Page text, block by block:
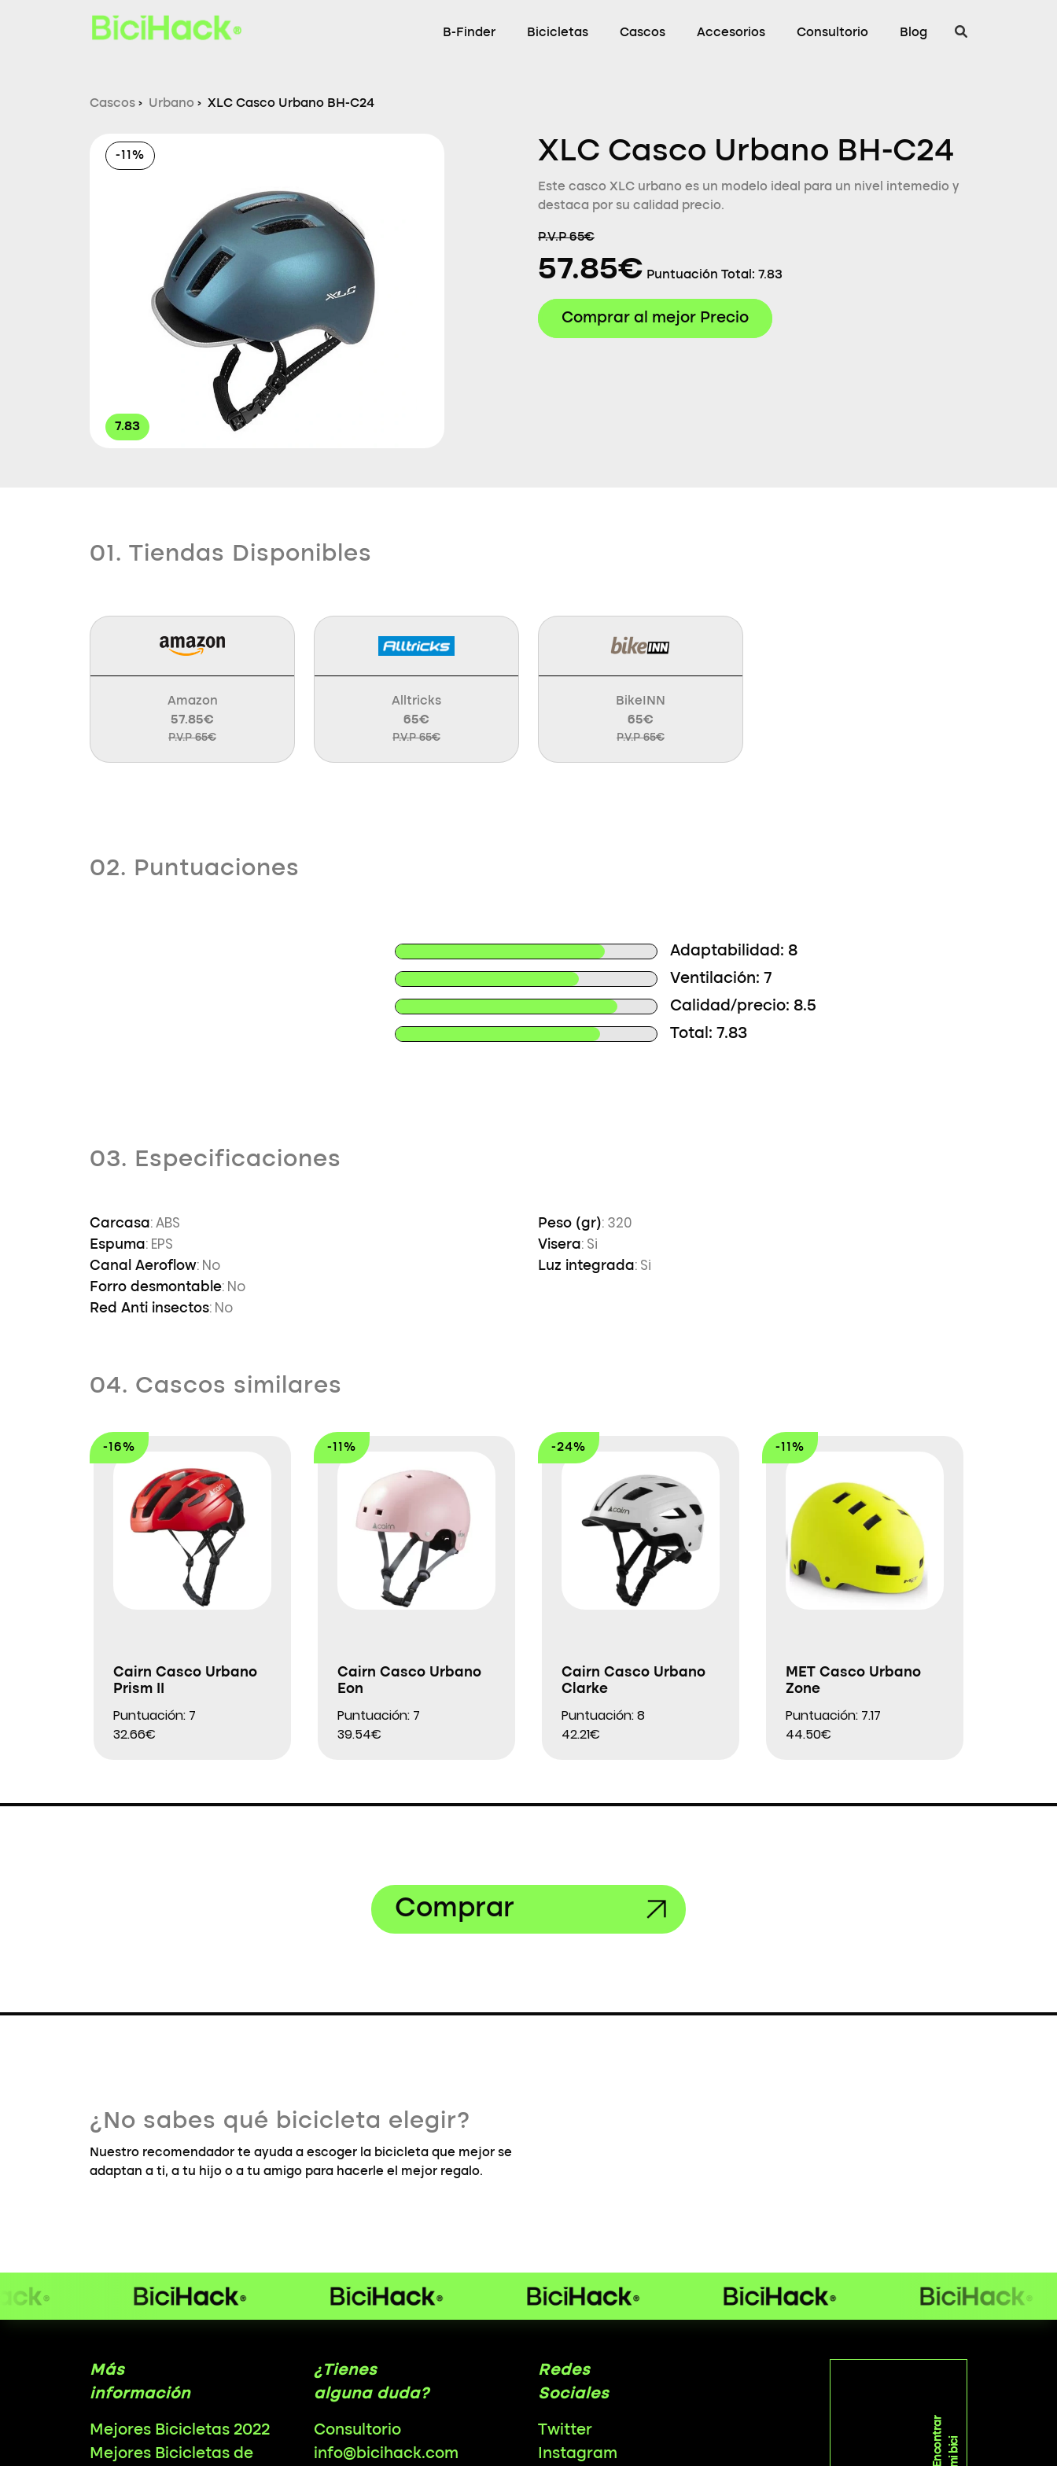
B-Finder Bicicletas Cascos Accesorios Consultorio Blog
Cascos › Urbano › XLC Casco Urbano BH-C24
-11%
7.83
XLC Casco Urbano BH-C24
Este casco XLC urbano es un modelo ideal para un nivel intemedio y
destaca por su calidad precio.
P.V.P 65€
57.85€ Puntuación Total: 7.83
Comprar al mejor Precio
01. Tiendas Disponibles
Amazon
57.85€
P.V.P 65€
Alltricks
65€
P.V.P 65€
BikeINN
65€
P.V.P 65€
02. Puntuaciones
Adaptabilidad: 8
Ventilación: 7
Calidad/precio: 8.5
Total: 7.83
03. Especificaciones
Carcasa: ABS
Espuma: EPS
Canal Aeroflow: No
Forro desmontable: No
Red Anti insectos: No
Peso (gr): 320
Visera: Si
Luz integrada: Si
04. Cascos similares
-16%
Cairn Casco Urbano
Prism II
Puntuación: 7
32.66€
-11%
Cairn Casco Urbano
Eon
Puntuación: 7
39.54€
-24%
Cairn Casco Urbano
Clarke
Puntuación: 8
42.21€
-11%
MET Casco Urbano
Zone
Puntuación: 7.17
44.50€
Comprar
¿No sabes qué bicicleta elegir?
Nuestro recomendador te ayuda a escoger la bicicleta que mejor se
adaptan a ti, a tu hijo o a tu amigo para hacerle el mejor regalo.
Más
información
Mejores Bicicletas 2022
Mejores Bicicletas de
¿Tienes
alguna duda?
Consultorio
info@bicihack.com
Redes
Sociales
Twitter
Instagram